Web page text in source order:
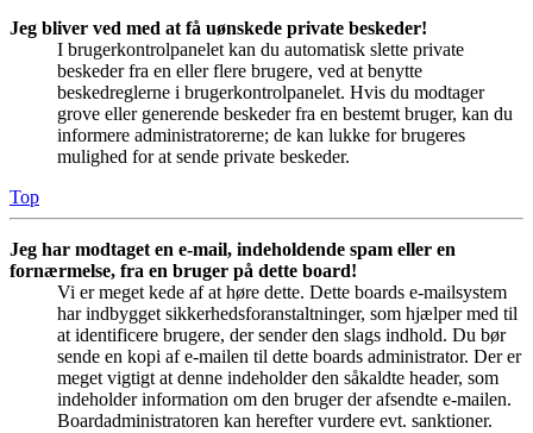
Jeg bliver ved med at få uønskede private beskeder!
I brugerkontrolpanelet kan du automatisk slette private
beskeder fra en eller flere brugere, ved at benytte
beskedreglerne i brugerkontrolpanelet. Hvis du modtager
grove eller generende beskeder fra en bestemt bruger, kan du
informere administratorerne; de kan lukke for brugeres
mulighed for at sende private beskeder.
Top
Jeg har modtaget en e-mail, indeholdende spam eller en
fornærmelse, fra en bruger på dette board!
Vi er meget kede af at høre dette. Dette boards e-mailsystem
har indbygget sikkerhedsforanstaltninger, som hjælper med til
at identificere brugere, der sender den slags indhold. Du bør
sende en kopi af e-mailen til dette boards administrator. Der er
meget vigtigt at denne indeholder den såkaldte header, som
indeholder information om den bruger der afsendte e-mailen.
Boardadministratoren kan herefter vurdere evt. sanktioner.